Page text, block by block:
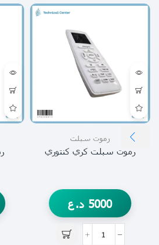
رموت سبلت
رموت سبلت كري كنتوري
5000 د.ع